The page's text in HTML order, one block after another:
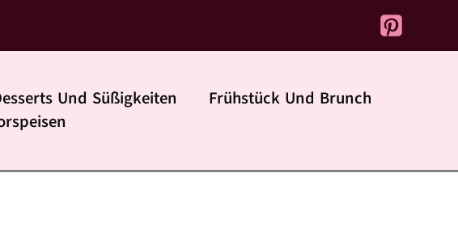
Und Süßigkeiten
Frühstück Und Brunch